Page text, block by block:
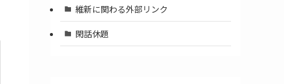
維新に関わる外部リンク
閑話休題